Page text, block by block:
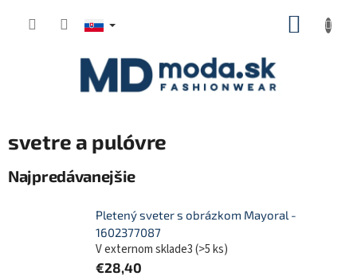
svetre a pulóvre
Najpredávanejšie
Pletený sveter s obrázkom Mayoral -
1602377087
V externom sklade3(>5 ks)
€28,40